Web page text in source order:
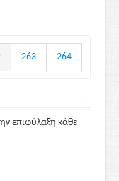
Ρήμαξε και
περιοχή,
λάφυρα και
[8.41.3]Έφυγε
263 264
επιφύλαξη κάθε